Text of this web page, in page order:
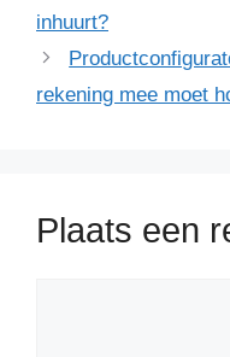
inhuurt?
rekening mee moet
Plaats een